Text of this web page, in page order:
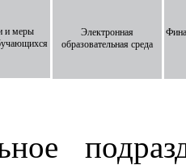
и меры
Электронная
образовательная среда